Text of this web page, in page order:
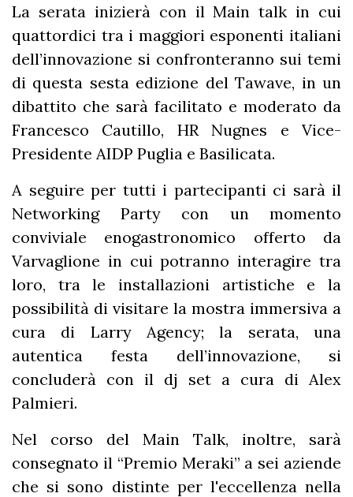
La serata inizierà con il Main talk in cui
quattordici tra i maggiori esponenti italiani
dell’innovazione si confronteranno sui temi
di questa sesta edizione del Tawave, in un
dibattito che sarà facilitato e moderato da
Francesco Cautillo, HR Nugnes e Vice-
Presidente AIDP Puglia e Basilicata.
A seguire per tutti i partecipanti ci sarà il
Networking Party con un momento
conviviale enogastronomico offerto da
Varvaglione in cui potranno interagire tra
loro, tra le installazioni artistiche e la
possibilità di visitare la mostra immersiva a
cura di Larry Agency; la serata, una
autentica festa dell’innovazione, si
concluderà con il dj set a cura di Alex
Palmieri.
Nel corso del Main Talk, inoltre, sarà
consegnato il “Premio Meraki” a sei aziende
che si sono distinte per l'eccellenza nella